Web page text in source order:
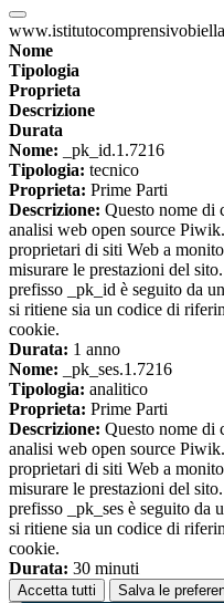
Nome
Tipologia
Proprieta
Descrizione
Durata
Nome: _pk_id.1.7216
Tipologia: tecnico
Proprieta: Prime Parti
Descrizione: Questo nome di
analisi web open source
proprietari di siti Web a
misurare le prestazioni del
prefisso _pk_id è seguito da
si ritiene sia un codice di
cookie.
Durata: 1 anno
Nome: _pk_ses.1.7216
Tipologia: analitico
Proprieta: Prime Parti
Descrizione: Questo nome di
analisi web open source
proprietari di siti Web a
misurare le prestazioni del
prefisso _pk_ses è seguito da
si ritiene sia un codice di
cookie.
Durata: 30 minuti
Accetta tutti Salva le